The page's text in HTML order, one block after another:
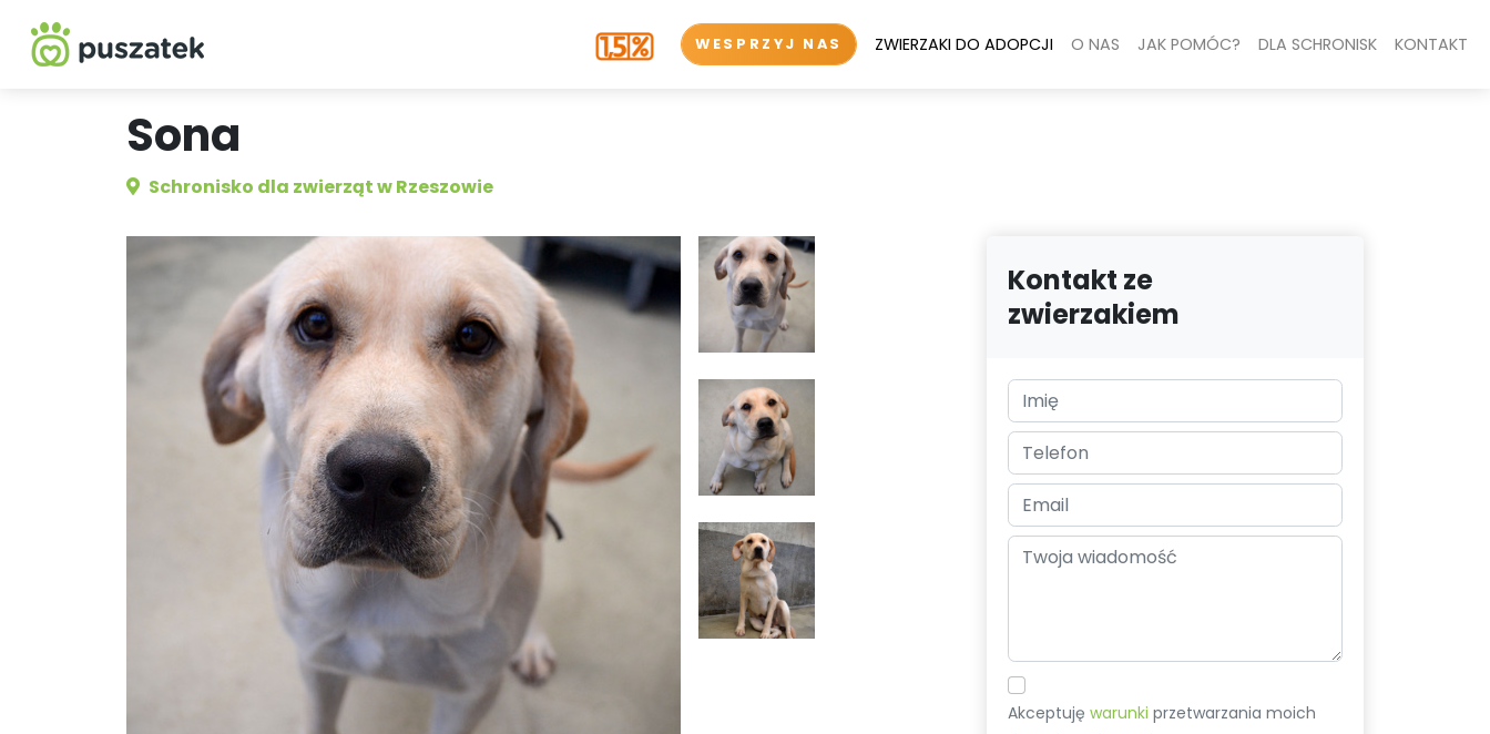
WESPRZYJ NAS ZWIERZAKI DO ADOPCJI O NAS JAK POMÓC? DLA SCHRONISK KONTAKT
Sona
Schronisko dla zwierząt w Rzeszowie
Kontakt ze
zwierzakiem
Akceptujęwarunki przetwarzania moich